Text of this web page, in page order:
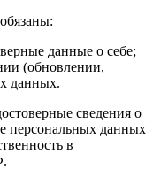
данные о себе;
(обновлении,
данных.
сведения о
персональных данных
в